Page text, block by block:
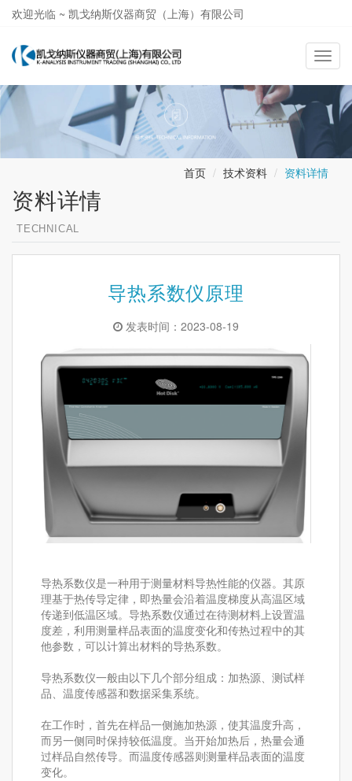
欢迎光临 ~ 凯戈纳斯仪器商贸（上海）有限公司
导
航
切
换
首页 技术资料 资料详情
资料详情
TECHNICAL
导热系数仪原理
发表时间：2023-08-19
导热系数仪是一种用于测量材料导热性能的仪器。其原
理基于热传导定律，即热量会沿着温度梯度从高温区域
传递到低温区域。导热系数仪通过在待测材料上设置温
度差，利用测量样品表面的温度变化和传热过程中的其
他参数，可以计算出材料的导热系数。
导热系数仪一般由以下几个部分组成：加热源、测试样
品、温度传感器和数据采集系统。
在工作时，首先在样品一侧施加热源，使其温度升高，
而另一侧同时保持较低温度。当开始加热后，热量会通
过样品自然传导。而温度传感器则测量样品表面的温度
变化。